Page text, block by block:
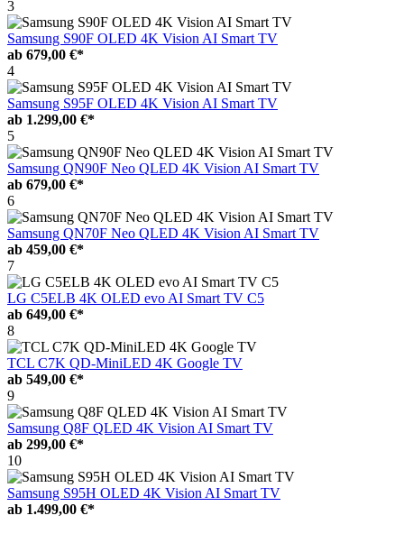
3
Samsung S90F OLED 4K Vision AI Smart TV
ab 679,00 €*
4
Samsung S95F OLED 4K Vision AI Smart TV
ab 1.299,00 €*
5
Samsung QN90F Neo QLED 4K Vision AI Smart TV
ab 679,00 €*
6
Samsung QN70F Neo QLED 4K Vision AI Smart TV
ab 459,00 €*
7
LG C5ELB 4K OLED evo AI Smart TV C5
ab 649,00 €*
8
TCL C7K QD-MiniLED 4K Google TV
ab 549,00 €*
9
Samsung Q8F QLED 4K Vision AI Smart TV
ab 299,00 €*
10
Samsung S95H OLED 4K Vision AI Smart TV
ab 1.499,00 €*